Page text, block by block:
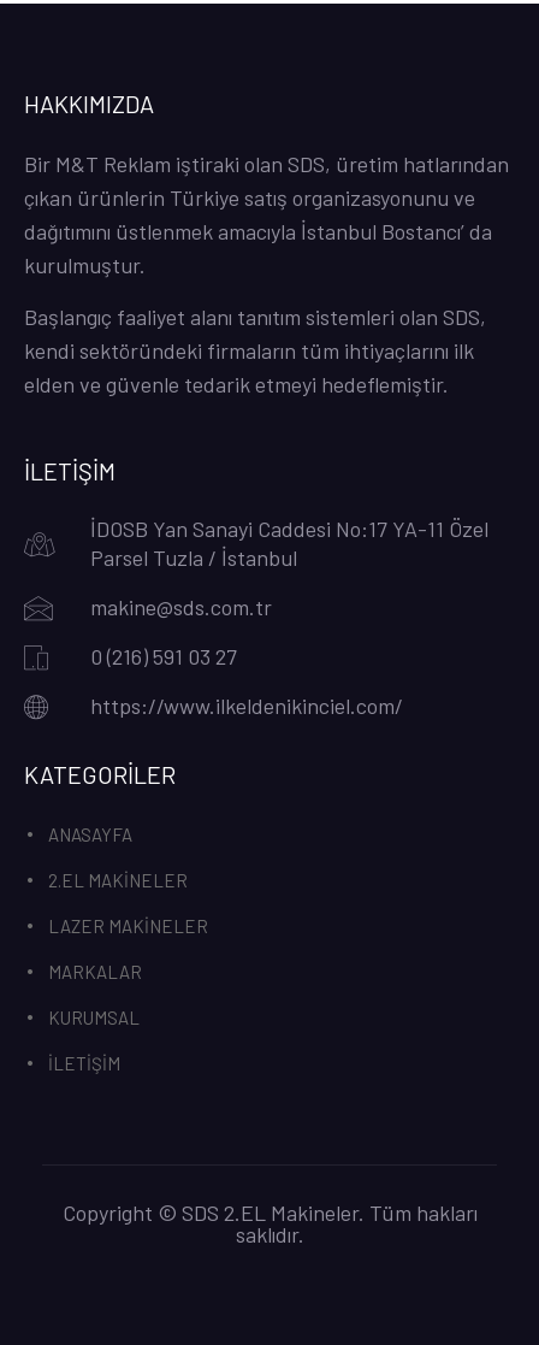
HAKKIMIZDA
Bir M&T Reklam iştiraki olan SDS, üretim hatlarından
çıkan ürünlerin Türkiye satış organizasyonunu ve
dağıtımını üstlenmek amacıyla İstanbul Bostancı’ da
kurulmuştur.
Başlangıç faaliyet alanı tanıtım sistemleri olan SDS,
kendi sektöründeki firmaların tüm ihtiyaçlarını ilk
elden ve güvenle tedarik etmeyi hedeflemiştir.
İLETİŞİM
İDOSB Yan Sanayi Caddesi No:17 YA-11 Özel
Parsel Tuzla / İstanbul
makine@sds.com.tr
0 (216) 591 03 27
https://www.ilkeldenikinciel.com/
KATEGORİLER
ANASAYFA
2.EL MAKİNELER
LAZER MAKİNELER
MARKALAR
KURUMSAL
İLETİŞİM
Copyright © SDS 2.EL Makineler. Tüm hakları
saklıdır.